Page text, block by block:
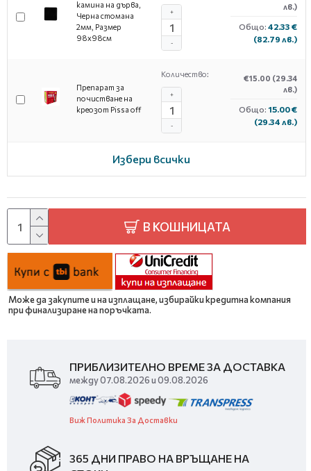
камина на дърва,
Черна стомана
2мм, Размер
98х98см
-
+
лв.)
Общо: 42.33 €
(82.79 лв.)
Препарат за
почистване на
креозот Pissa off
Количество:
-
+
€15.00 (29.34
лв.)
Общо: 15.00 €
(29.34 лв.)
Избери всички
В КОШНИЦАТА
Може да закупите и на изплащане, избирайки кредитна компания
при финализиране на поръчката.
ПРИБЛИЗИТЕЛНО ВРЕМЕ ЗА ДОСТАВКА
между 07.08.2026 и 09.08.2026
Виж Политика За Доставки
365 ДНИ ПРАВО НА ВРЪЩАНЕ НА